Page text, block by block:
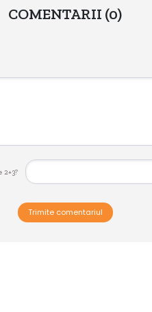
COMENTARII (0)
2+3?
Trimite comentariul